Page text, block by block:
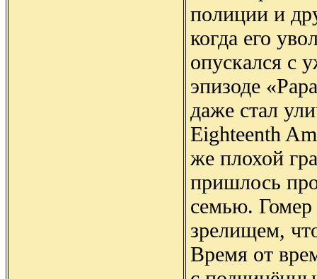
полиции и
когда его
опускался с
эпизоде
даже стал
Eighteenth
же плохой
пришлось
семью. Гомер
зрелищем,
Время от